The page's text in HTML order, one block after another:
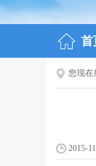
首
您现在
2015-